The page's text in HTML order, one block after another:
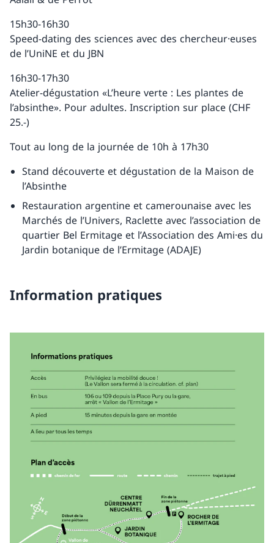
15h30-16h30
Speed-dating des sciences avec des chercheur·euses
de l’UniNE et du JBN
16h30-17h30
Atelier-dégustation «L’heure verte : Les plantes de
l’absinthe». Pour adultes. Inscription sur place (CHF
25.-)
Tout au long de la journée de 10h à 17h30
Stand découverte et dégustation de la Maison de
l’Absinthe
Restauration argentine et camerounaise avec les
Marchés de l’Univers, Raclette avec l’association de
quartier Bel Ermitage et l’Association des Ami·es du
Jardin botanique de l’Ermitage (ADAJE)
Information pratiques